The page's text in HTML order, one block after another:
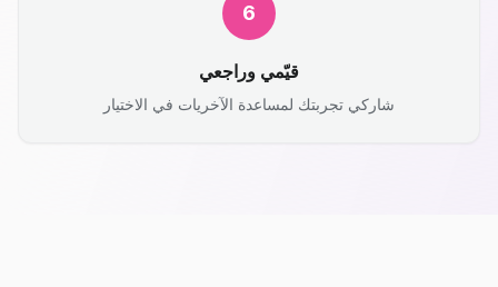
6
قيّمي وراجعي
شاركي تجربتك لمساعدة الآخريات في الاختيار